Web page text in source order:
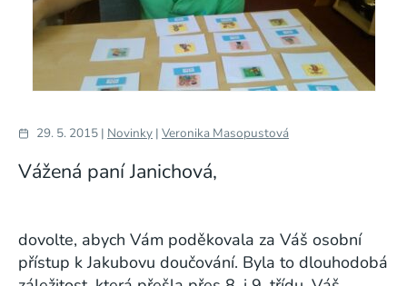
29. 5. 2015 | Novinky | Veronika Masopustová
Vážená paní Janichová,
dovolte, abych Vám poděkovala za Váš osobní
přístup k Jakubovu doučování. Byla to dlouhodobá